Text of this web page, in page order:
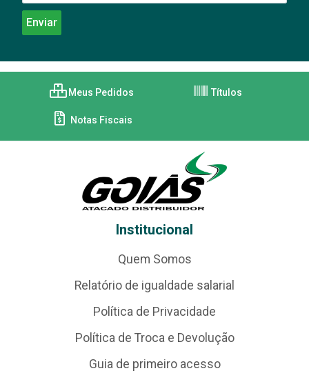
Meus Pedidos Títulos
Notas Fiscais
Institucional
Quem Somos
Relatório de igualdade salarial
Política de Privacidade
Política de Troca e Devolução
Guia de primeiro acesso